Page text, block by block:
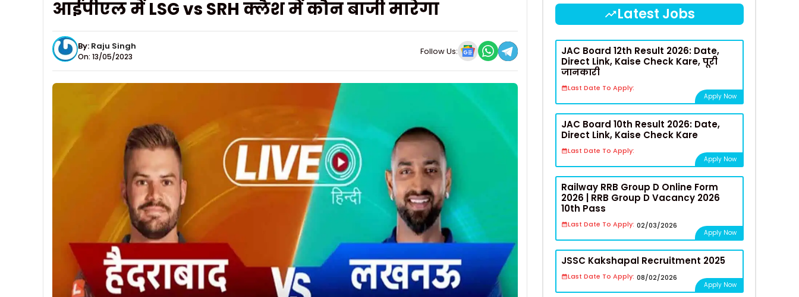
आईपीएल में LSG vs SRH क्लैश में कौन बाजी मारेगा
By: Raju Singh
On: 13/05/2023 Follow Us:
Latest Jobs
JAC Board 12th Result 2026: Date,
Direct Link, Kaise Check Kare, पूरी
जानकारी
Last Date To Apply:
Apply Now
JAC Board 10th Result 2026: Date,
Direct Link, Kaise Check Kare
Last Date To Apply:
Apply Now
Railway RRB Group D Online Form
2026 | RRB Group D Vacancy 2026
10th Pass
Last Date To Apply: 02/03/2026
Apply Now
JSSC Kakshapal Recruitment 2025
Last Date To Apply: 08/02/2026
Apply Now